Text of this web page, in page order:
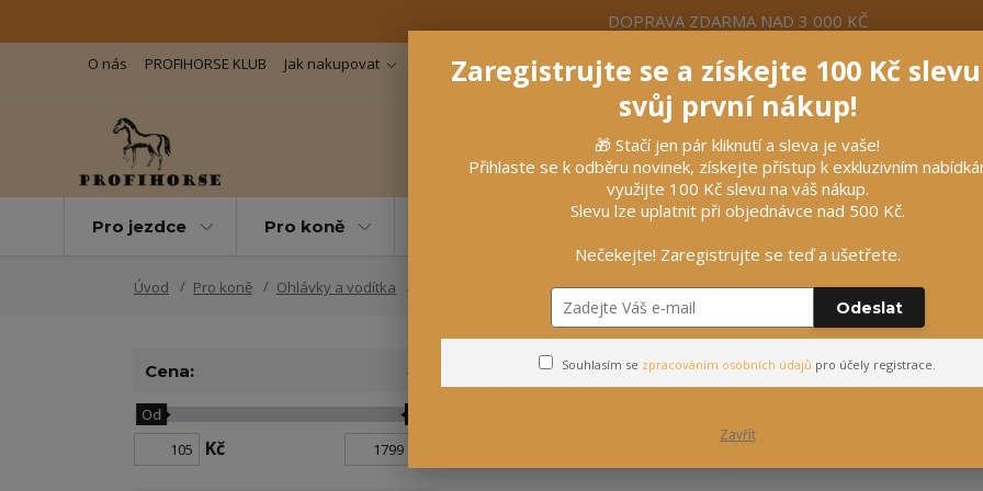
DOPRAVA ZDARMA NAD 3 000 KČ
O nás PROFIHORSE KLUB Jak nakupovat Důležité informace Více Nevíte si rady? Zavolejte. +420
Pro jezdce Pro koně Vybavení stájí
Úvod Pro koně Ohlávky a vodítka Nylonové, podložené ohlávky
Nylonové, podložené ohlávky
Cena:
Kč
Od
Zaregistrujte se a získejte 100 Kč
svůj první nákup!
🎁 Stačí jen pár kliknutí a sleva je vaše!
Přihlaste se k odběru novinek, získejte přístup k exkluzivním
využijte 100 Kč slevu na váš nákup.
Slevu lze uplatnit při objednávce nad 500 Kč.
Nečekejte! Zaregistrujte se teď a ušetřete.
Odeslat
Souhlasím se zpracováním osobních údajů pro účely registrace.
Zavřít